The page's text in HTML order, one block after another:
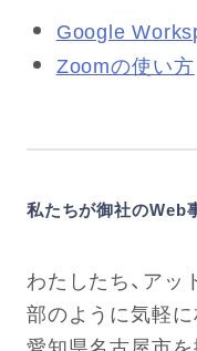
Google
Zoomの使い方
私たちが御社のWeb
わたしたち、アッ
部のように気軽